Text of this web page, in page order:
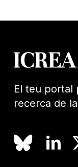
El teu portal
recerca de